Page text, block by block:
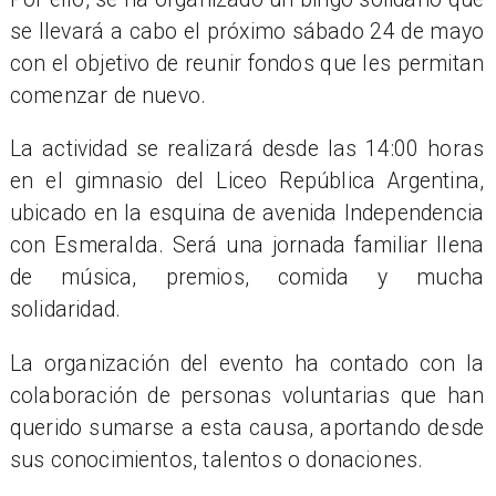
se llevará a cabo el próximo sábado 24 de mayo
con el objetivo de reunir fondos que les permitan
comenzar de nuevo.
La actividad se realizará desde las 14:00 horas
en el gimnasio del Liceo República Argentina,
ubicado en la esquina de avenida Independencia
con Esmeralda. Será una jornada familiar llena
de música, premios, comida y mucha
solidaridad.
La organización del evento ha contado con la
colaboración de personas voluntarias que han
querido sumarse a esta causa, aportando desde
sus conocimientos, talentos o donaciones.